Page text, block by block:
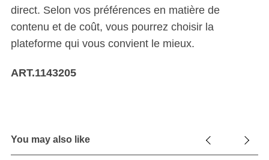
direct. Selon vos préférences en matière de
contenu et de coût, vous pourrez choisir la
plateforme qui vous convient le mieux.
ART.1143205
You may also like